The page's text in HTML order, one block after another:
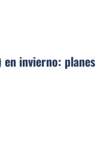
en invierno: planes